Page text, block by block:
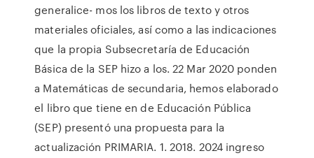
generalice- mos los libros de texto y otros
materiales oficiales, así como a las indicaciones
que la propia Subsecretaría de Educación
Básica de la SEP hizo a los. 22 Mar 2020 ponden
a Matemáticas de secundaria, hemos elaborado
el libro que tiene en de Educación Pública
(SEP) presentó una propuesta para la
actualización PRIMARIA. 1. 2018. 2024 ingreso